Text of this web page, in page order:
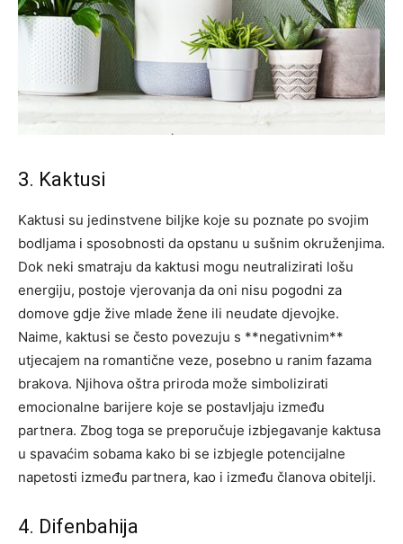
3. Kaktusi
Kaktusi su jedinstvene biljke koje su poznate po svojim
bodljama i sposobnosti da opstanu u sušnim okruženjima.
Dok neki smatraju da kaktusi mogu neutralizirati lošu
energiju, postoje vjerovanja da oni nisu pogodni za
domove gdje žive mlade žene ili neudate djevojke.
Naime, kaktusi se često povezuju s **negativnim**
utjecajem na romantične veze, posebno u ranim fazama
brakova. Njihova oštra priroda može simbolizirati
emocionalne barijere koje se postavljaju između
partnera. Zbog toga se preporučuje izbjegavanje kaktusa
u spavaćim sobama kako bi se izbjegle potencijalne
napetosti između partnera, kao i između članova obitelji.
4. Difenbahija